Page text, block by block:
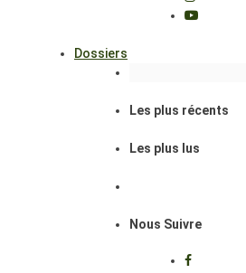
Dossiers
Les plus récents
Les plus lus
Nous Suivre